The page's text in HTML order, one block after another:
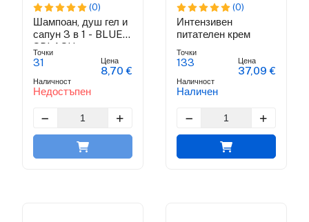
(0)
Шампоан, душ гел и
сапун 3 в 1 - BLUE
SPLASH
COLECTION
Точки
31
Наличност
Недостъпен
Цена
8,70 €
(0)
Интензивен
питателен крем
Точки
133
Наличност
Наличен
Цена
37,09 €